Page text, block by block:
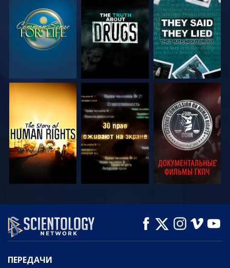
СМОТРЕТЬ СМОТРЕТЬ СМОТРЕТЬ
СМОТРЕТЬ СМОТРЕТЬ СМОТРЕТЬ
СМОТРЕТЬ СМОТРЕТЬ
СМОТРЕТЬ
ПЕРЕДАЧИ
ПЕРЕДАЧИ